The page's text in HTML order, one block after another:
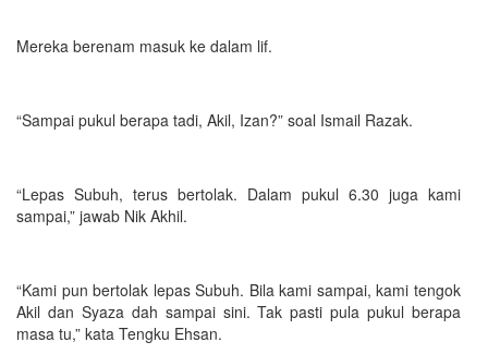
Mereka berenam masuk ke dalam lif.
“Sampai pukul berapa tadi, Akil, Izan?” soal Ismail Razak.
“Lepas Subuh, terus bertolak. Dalam pukul 6.30 juga kami
sampai,” jawab Nik Akhil.
“Kami pun bertolak lepas Subuh. Bila kami sampai, kami tengok
Akil dan Syaza dah sampai sini. Tak pasti pula pukul berapa
masa tu,” kata Tengku Ehsan.